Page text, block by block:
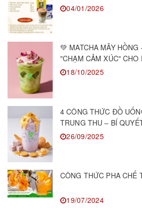
04/01/2026
💚 MATCHA MÂY
"CHẠM CẢM XÚC" CHO
18/10/2025
4 CÔNG THỨC ĐỒ
TRUNG THU – BÍ
F&B26/09/2025
CÔNG THỨC PHA CHẾ
19/07/2024